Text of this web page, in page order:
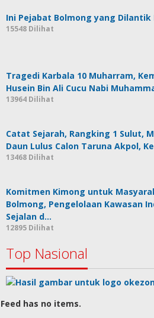
Ini Pejabat Bolmong yang Dilantik
15548 Dilihat
Tragedi Karbala 10 Muharram,
Husein Bin Ali Cucu Nabi
13964 Dilihat
Catat Sejarah, Rangking 1 Sulut,
Daun Lulus Calon Taruna Akpol,
13468 Dilihat
Komitmen Kimong untuk
Bolmong, Pengelolaan Kawasan
Sejalan d…
12895 Dilihat
Top Nasional
Feed has no items.